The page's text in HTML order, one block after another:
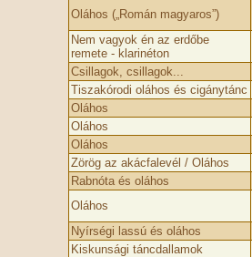
Oláhos („Román magyaros”)
Nem vagyok én az erdőbe
remete - klarinéton
Csillagok, csillagok...
Tiszakórodi oláhos és cigánytánc
Oláhos
Oláhos
Oláhos
Zörög az akácfalevél / Oláhos
Rabnóta és oláhos
Oláhos
Nyírségi lassú és oláhos
Kiskunsági táncdallamok